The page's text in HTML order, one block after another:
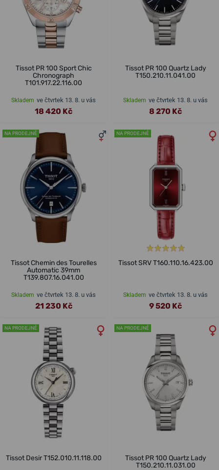
Tissot PR 100 Sport Chic
Chronograph
T101.917.22.116.00
Skladem ve čtvrtek 13. 8. u vás
18 420 Kč
Tissot PR 100 Quartz Lady
T150.210.11.041.00
Skladem ve čtvrtek 13. 8. u vás
8 270 Kč
NA PRODEJNĚ
Tissot Chemin des Tourelles
Automatic 39mm
T139.807.16.041.00
Skladem ve čtvrtek 13. 8. u vás
21 230 Kč
NA PRODEJNĚ
Tissot SRV T160.110.16.423.00
Skladem ve čtvrtek 13. 8. u vás
9 520 Kč
NA PRODEJNĚ
Tissot Desir T152.010.11.118.00
NA PRODEJNĚ
Tissot PR 100 Quartz Lady
T150.210.11.031.00